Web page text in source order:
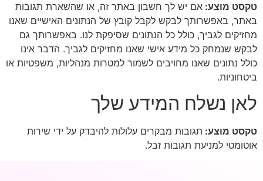
טקסט מוצע: אם יש לך חשבון באתר זה, או שהשארת תגובות
באתר, באפשרותך לבקש לקבל קובץ של הנתונים האישיים שאנו
מחזיקים לגביך, כולל כל הנתונים שסיפקת לנו. באפשרותך גם
לבקש שנמחק כל מידע אישי שאנו מחזיקים לגביך. הדבר אינו
כולל נתונים שאנו מחויבים לשמור למטרות מנהליות, משפטיות או
ביטחוניות.
לאן נשלח המידע שלך
טקסט מוצע: תגובות מבקרים עלולות להיבדק על ידי שירות
אוטומטי למניעת תגובות זבל.